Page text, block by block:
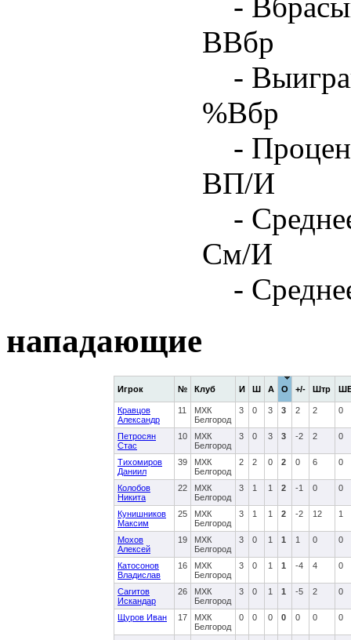
ВВбр
-
%Вбр
-
ВП/И
-
См/И
-
нападающие
Игрок № Клуб И Ш А О +/- Штр
Кравцов
Александр
11
МХК
Белгород
3 0 3 3 2 2 0
Петросян
Стас
10
МХК
Белгород
3 0 3 3 -2 2 0
Тихомиров
Даниил
39
МХК
Белгород
2 2 0 2 0 6 0
Колобов
Никита
22
МХК
Белгород
3 1 1 2 -1 0 0
Кунишников
Максим
25
МХК
Белгород
3 1 1 2 -2 12 1
Мохов
Алексей
19
МХК
Белгород
3 0 1 1 1 0 0
Катосонов
Владислав
16
МХК
Белгород
3 0 1 1 -4 4 0
Сагитов
Искандар
26
МХК
Белгород
3 0 1 1 -5 2 0
Щуров Иван 17
МХК
Белгород
0 0 0 0 0 0 0